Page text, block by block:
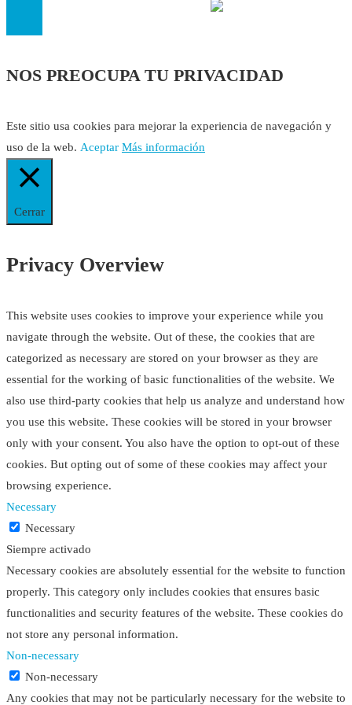
NOS PREOCUPA TU PRIVACIDAD
Este sitio usa cookies para mejorar la experiencia de navegación y
uso de la web. Aceptar Más información
Cerrar
Privacy Overview
This website uses cookies to improve your experience while you
navigate through the website. Out of these, the cookies that are
categorized as necessary are stored on your browser as they are
essential for the working of basic functionalities of the website. We
also use third-party cookies that help us analyze and understand how
you use this website. These cookies will be stored in your browser
only with your consent. You also have the option to opt-out of these
cookies. But opting out of some of these cookies may affect your
browsing experience.
Necessary
Necessary
Siempre activado
Necessary cookies are absolutely essential for the website to function
properly. This category only includes cookies that ensures basic
functionalities and security features of the website. These cookies do
not store any personal information.
Non-necessary
Non-necessary
Any cookies that may not be particularly necessary for the website to